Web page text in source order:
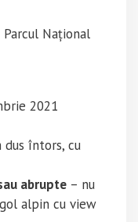
Parcul Național
2021
dus întors, cu
abrupte – nu
alpin cu view